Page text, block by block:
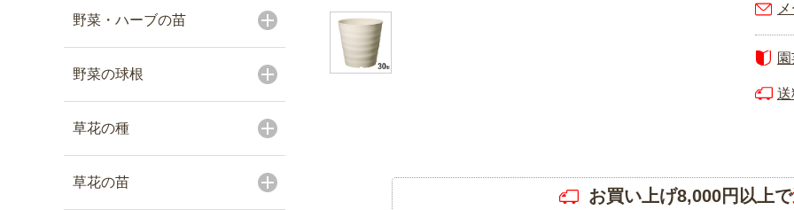
野菜・ハーブの苗
野菜の球根
草花の種
草花の苗
送
お買い上げ8,000円以上で